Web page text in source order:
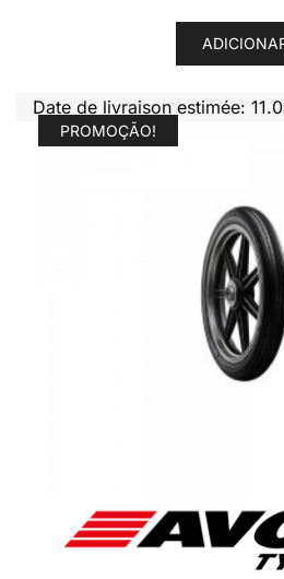
Date de livraison estimée:
PROMOÇÃO!